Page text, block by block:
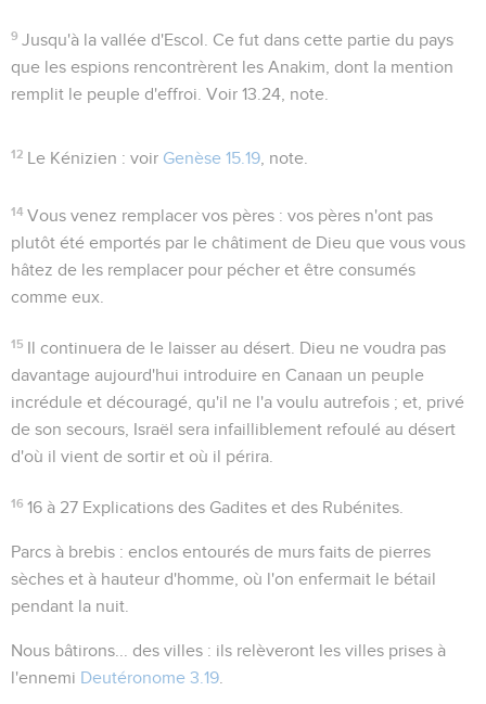
9 Jusqu'à la vallée d'Escol . Ce fut dans cette partie du pays
que les espions rencontrèrent les Anakim, dont la mention
remplit le peuple d'effroi. Voir 13.24 , note.
12 Le Kénizien : voir Genèse 15.19 , note.
14 Vous venez remplacer vos pères : vos pères n'ont pas
plutôt été emportés par le châtiment de Dieu que vous vous
hâtez de les remplacer pour pécher et être consumés
comme eux.
15 Il continuera de le laisser au désert . Dieu ne voudra pas
davantage aujourd'hui introduire en Canaan un peuple
incrédule et découragé, qu'il ne l'a voulu autrefois ; et, privé
de son secours, Israël sera infailliblement refoulé au désert
d'où il vient de sortir et où il périra.
16 16 à 27 Explications des Gadites et des Rubénites.
Parcs à brebis : enclos entourés de murs faits de pierres
sèches et à hauteur d'homme, où l'on enfermait le bétail
pendant la nuit.
Nous bâtirons... des villes : ils relèveront les villes prises à
l'ennemi Deutéronome 3.19